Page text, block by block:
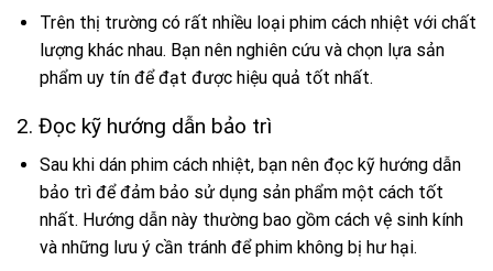
Trên thị trường có rất nhiều loại phim cách nhiệt với chất
lượng khác nhau. Bạn nên nghiên cứu và chọn lựa sản
phẩm uy tín để đạt được hiệu quả tốt nhất.
2. Đọc kỹ hướng dẫn bảo trì
Sau khi dán phim cách nhiệt, bạn nên đọc kỹ hướng dẫn
bảo trì để đảm bảo sử dụng sản phẩm một cách tốt
nhất. Hướng dẫn này thường bao gồm cách vệ sinh kính
và những lưu ý cần tránh để phim không bị hư hại.